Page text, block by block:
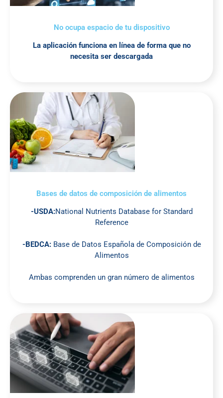
No ocupa espacio de tu dispositivo
La aplicación funciona en línea de forma que no
necesita ser descargada
Bases de datos de composición de alimentos
-USDA:National Nutrients Database for Standard
Reference
-BEDCA:Base de Datos Española de Composición de
Alimentos
Ambas comprenden un gran número de alimentos